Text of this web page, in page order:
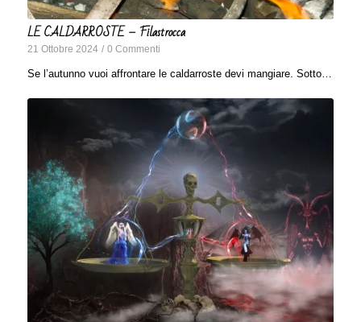
LE CALDARROSTE – Filastrocca
21 Ottobre 2024 / 0 Commenti
Se l’autunno vuoi affrontare le caldarroste devi mangiare. Sotto…